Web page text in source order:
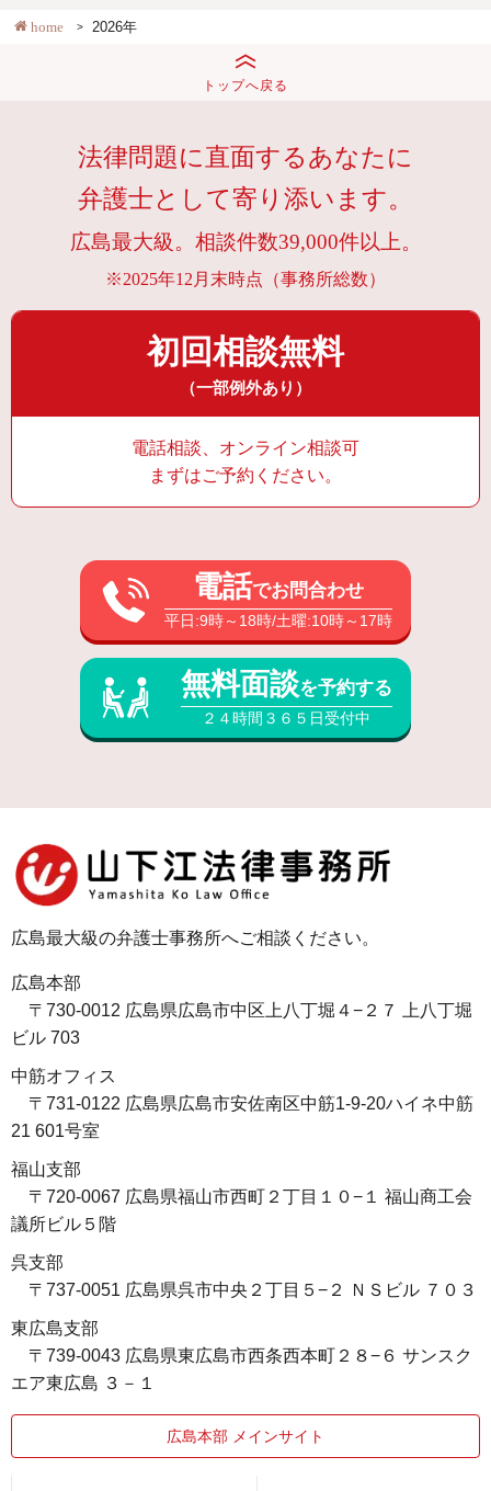
home 2026年
トップへ戻る
法律問題に直面するあなたに
弁護士として寄り添います。
広島最大級。相談件数39,000件以上。
※2025年12月末時点（事務所総数）
初回相談無料
（一部例外あり）
電話相談、オンライン相談可
まずはご予約ください。
電話でお問合わせ
平日:9時～18時/土曜:10時～17時
無料面談を予約する
２４時間３６５日受付中
広島最大級の弁護士事務所へご相談ください。
広島本部
〒730-0012 広島県広島市中区上八丁堀４−２７ 上八丁堀
ビル 703
中筋オフィス
〒731-0122 広島県広島市安佐南区中筋1-9-20ハイネ中筋
21 601号室
福山支部
〒720-0067 広島県福山市西町２丁目１０−１ 福山商工会
議所ビル５階
呉支部
〒737-0051 広島県呉市中央２丁目５−２ ＮＳビル ７０３
東広島支部
〒739-0043 広島県東広島市西条西本町２８−６ サンスク
エア東広島 ３－１
広島本部 メインサイト